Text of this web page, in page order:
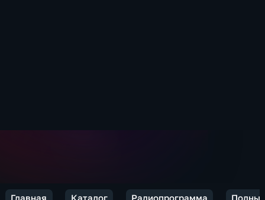
Главная Каталог Радиопрограмма